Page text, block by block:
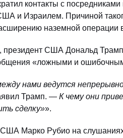
контакты с
и Израилем. Причиной
наземной операции
США Дональд
«ложными и
нами ведутся
Трамп. — К чему они
сделку»».
США Марко Рубио на